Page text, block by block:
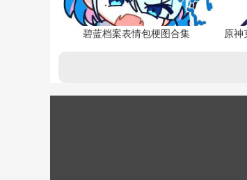
碧蓝档案表情包梗图合集